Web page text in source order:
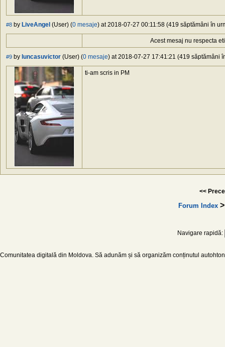
#8 by LiveAngel (User) (0 mesaje) at 2018-07-27 00:11:58 (419 săptămâni în
Acest mesaj nu respecta
#9 by luncasuvictor (User) (0 mesaje) at 2018-07-27 17:41:21 (419 săptămâni
ti-am scris in PM
<<
Forum Index
Navigare rapidă:
Comunitatea digitală din Moldova. Să adunăm și să organizăm conținutul